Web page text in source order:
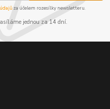
za účelem rozesílky newsletteru.
jednou za 14 dní.